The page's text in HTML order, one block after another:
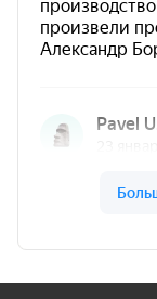
частей
Не